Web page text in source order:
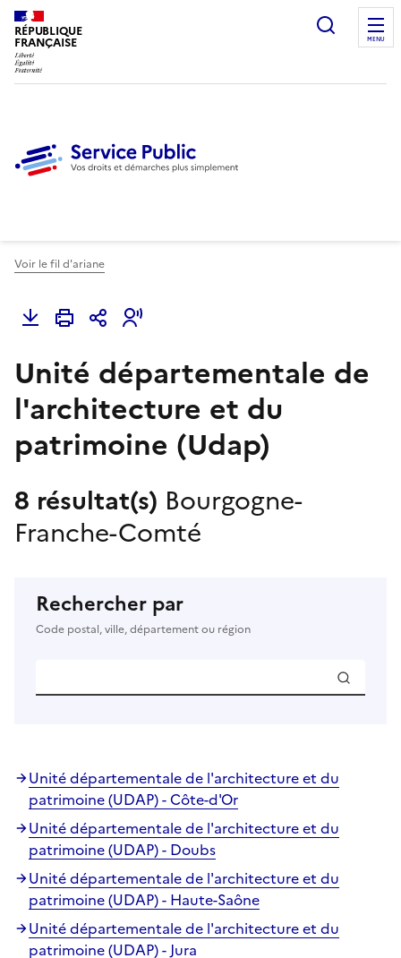
RÉPUBLIQUE
FRANÇAISE
Ouvrir
MENU
Voir le fil d'ariane
Unité départementale de
l'architecture et du
patrimoine (Udap)
8 résultat(s) Bourgogne-
Franche-Comté
Rechercher par
Code postal, ville, département ou région
Unité départementale de l'architecture et du
patrimoine (UDAP) - Côte-d'Or
Unité départementale de l'architecture et du
patrimoine (UDAP) - Doubs
Unité départementale de l'architecture et du
patrimoine (UDAP) - Haute-Saône
Unité départementale de l'architecture et du
patrimoine (UDAP) - Jura